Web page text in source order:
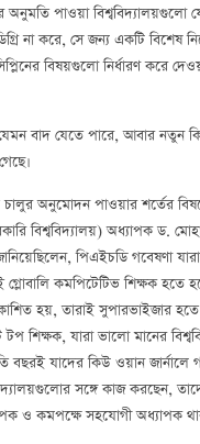
অনুমতি পাওয়া বিশ্ববিদ্যালয়গুলো
না করে, সে জন্য একটি বিশেষ
বিষয়গুলো নির্ধারণ করে
বাদ যেতে পারে, আবার নতুন
চালুর অনুমোদন পাওয়ার শর্তের
বিশ্ববিদ্যালয়) অধ্যাপক ড.
পিএইচডি গবেষণা
কমপিটেটিভ শিক্ষক হতে
হয়, তারাই সুপারভাইজার
টপ শিক্ষক, যারা ভালো মানের
বছরই যাদের কিউ ওয়ান জার্নালে
সঙ্গে কাজ করছেন,
ও কমপক্ষে সহযোগী অধ্যাপক